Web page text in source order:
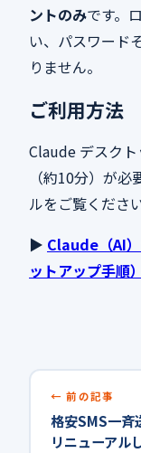
ントのみです。
い、パスワード
りません。
ご利用方法
Claude デスク
（約10分）が
ルをご覧ください
▶ Claude（AI
ットアップ手順）
前の記事
格安SMS一斉
リニューアル